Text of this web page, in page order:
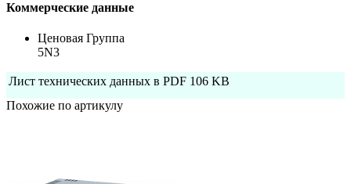
Коммерческие данные
Ценовая Группа
5N3
Лист технических данных в PDF 106 KB
Похожие по артикулу